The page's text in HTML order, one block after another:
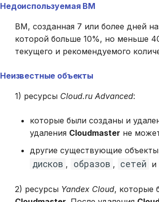
Недоиспользуемая ВМ
ВМ, созданная 7 или более дней
которой больше 10%, но меньше
текущего и рекомендуемого
Неизвестные объекты
1) ресурсы Cloud.ru Advanced:
которые были созданы и
удаления Cloudmaster не
другие существующие
дисков , образов , сетей и
2) ресурсы Yandex Cloud, которые